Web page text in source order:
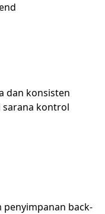
dan konsisten
kontrol
penyimpanan back-